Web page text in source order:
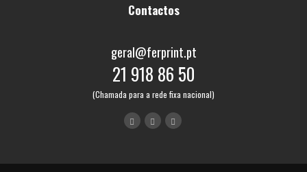
Contactos
geral@ferprint.pt
21 918 86 50
(Chamada para a rede fixa nacional)